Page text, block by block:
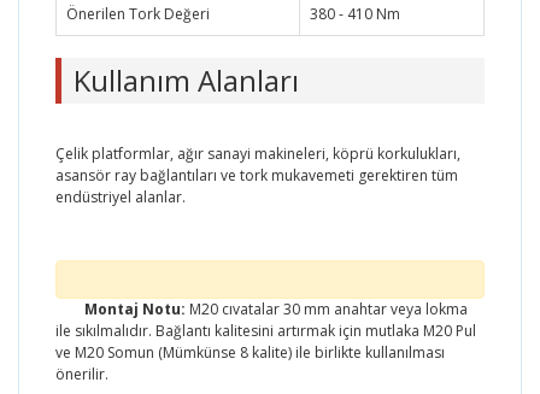
Önerilen Tork Değeri 380 - 410 Nm
Kullanım Alanları
Çelik platformlar, ağır sanayi makineleri, köprü korkulukları,
asansör ray bağlantıları ve tork mukavemeti gerektiren tüm
endüstriyel alanlar.
Montaj Notu: M20 cıvatalar 30 mm anahtar veya lokma
ile sıkılmalıdır. Bağlantı kalitesini artırmak için mutlaka M20 Pul
ve M20 Somun (Mümkünse 8 kalite) ile birlikte kullanılması
önerilir.